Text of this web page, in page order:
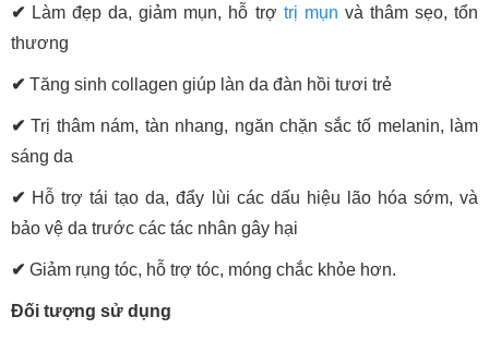
✔ Làm đẹp da, giảm mụn, hỗ trợ trị mụn và thâm sẹo, tổn
thương
✔ Tăng sinh collagen giúp làn da đàn hồi tươi trẻ
✔Trị thâm nám, tàn nhang, ngăn chặn sắc tố melanin, làm
sáng da
✔ Hỗ trợ tái tạo da, đẩy lùi các dấu hiệu lão hóa sớm, và
bảo vệ da trước các tác nhân gây hại
✔ Giảm rụng tóc, hỗ trợ tóc, móng chắc khỏe hơn.
Đối tượng sử dụng